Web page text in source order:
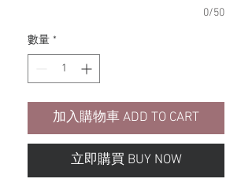
0/50
數量 *
加入購物車 ADD TO CART
立即購買 BUY NOW